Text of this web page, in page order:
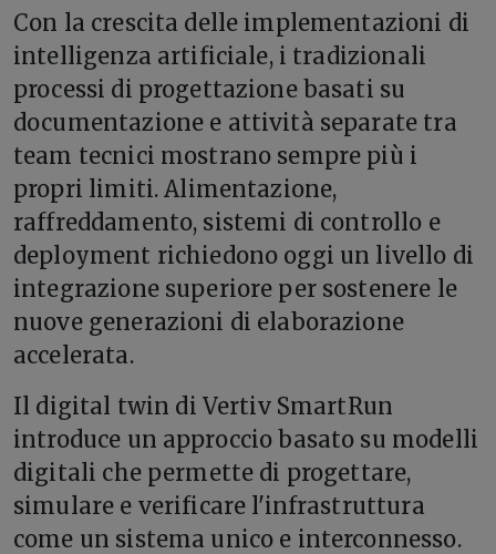
Con la crescita delle implementazioni di
intelligenza artificiale, i tradizionali
processi di progettazione basati su
documentazione e attività separate tra
team tecnici mostrano sempre più i
propri limiti. Alimentazione,
raffreddamento, sistemi di controllo e
deployment richiedono oggi un livello di
integrazione superiore per sostenere le
nuove generazioni di elaborazione
accelerata.
Il digital twin di Vertiv SmartRun
introduce un approccio basato su modelli
digitali che permette di progettare,
simulare e verificare l'infrastruttura
come un sistema unico e interconnesso.